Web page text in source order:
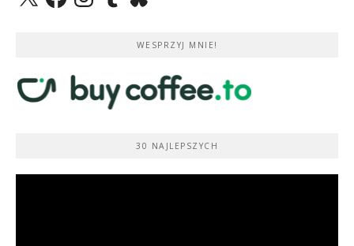
WESPRZYJ MNIE!
30 NAJLEPSZYCH